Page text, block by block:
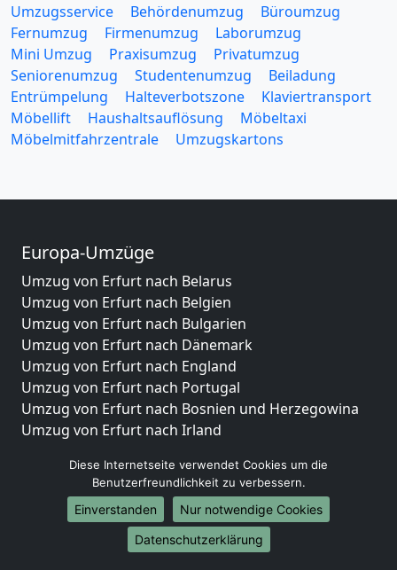
Umzugsservice Behördenumzug
Büroumzug
Fernumzug
Firmenumzug
Laborumzug
Mini Umzug
Praxisumzug
Privatumzug
Seniorenumzug
Studentenumzug
Beiladung
Entrümpelung
Halteverbotszone
Klaviertransport
Möbellift
Haushaltsauflösung
Möbeltaxi
Möbelmitfahrzentrale
Umzugskartons
Europa-Umzüge
Umzug von Erfurt nach Belarus
Umzug von Erfurt nach Belgien
Umzug von Erfurt nach Bulgarien
Umzug von Erfurt nach Dänemark
Umzug von Erfurt nach England
Umzug von Erfurt nach Portugal
Umzug von Erfurt nach Bosnien und Herzegowina
Umzug von Erfurt nach Irland
Umzug von Erfurt nach Zypern
Umzug von Erfurt nach Kroatien
Umzug von Erfurt nach Estland
Umzug von Erfurt nach Finnland
Umzug von Erfurt nach Frankreich
Diese Internetseite verwendet Cookies um die
Benutzerfreundlichkeit zu verbessern.
Einverstanden
Nur notwendige Cookies
Datenschutzerklärung